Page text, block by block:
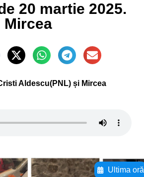
20 martie 2025.
Mircea
Aldescu(PNL) și Mircea
Ultima oră